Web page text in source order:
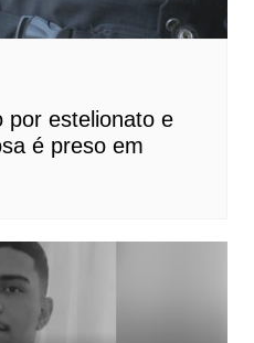
por estelionato e
é preso em